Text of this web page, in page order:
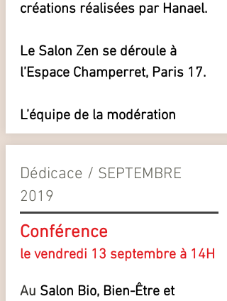
créations réalisées par Hanael.
Le Salon Zen se déroule à
l’Espace Champerret, Paris 17.
L’équipe de la modération
Dédicace / SEPTEMBRE
2019
Conférence
le vendredi 13 septembre à 14H
Au Salon Bio, Bien-Être et